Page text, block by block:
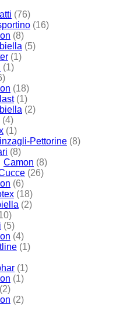
(76)
(16)
(8)
(5)
(1)
(1)
(18)
(1)
(2)
(4)
(1)
Pettorine (8)
(8)
Camon (8)
(26)
(6)
(18)
(2)
(5)
(4)
(1)
(1)
(1)
(2)
(2)